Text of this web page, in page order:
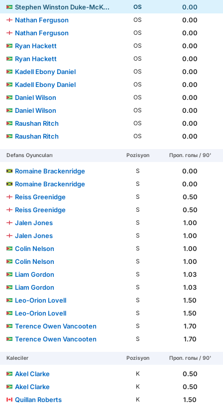
Stephen Winston Duke-McKenna
OS
0.00
Nathan Ferguson
OS
0.00
Nathan Ferguson
OS
0.00
Ryan Hackett
OS
0.00
Ryan Hackett
OS
0.00
Kadell Ebony Daniel
OS
0.00
Kadell Ebony Daniel
OS
0.00
Daniel Wilson
OS
0.00
Daniel Wilson
OS
0.00
Raushan Ritch
OS
0.00
Raushan Ritch
OS 0.00
Defans Oyuncuları Pozisyon Проп. голы / 90'
Romaine Brackenridge S
0.00
Romaine Brackenridge
S
0.00
Reiss Greenidge
S
0.50
Reiss Greenidge
S
0.50
Jalen Jones
S
1.00
Jalen Jones
S
1.00
Colin Nelson
S
1.00
Colin Nelson
S
1.00
Liam Gordon
S
1.03
Liam Gordon
S
1.03
Leo-Orion Lovell
S
1.50
Leo-Orion Lovell
S
1.50
Terence Owen Vancooten
S
1.70
Terence Owen Vancooten
S 1.70
Kaleciler Pozisyon Проп. голы / 90'
Akel Clarke K
0.50
Akel Clarke
K
0.50
Quillan Roberts
K
1.50